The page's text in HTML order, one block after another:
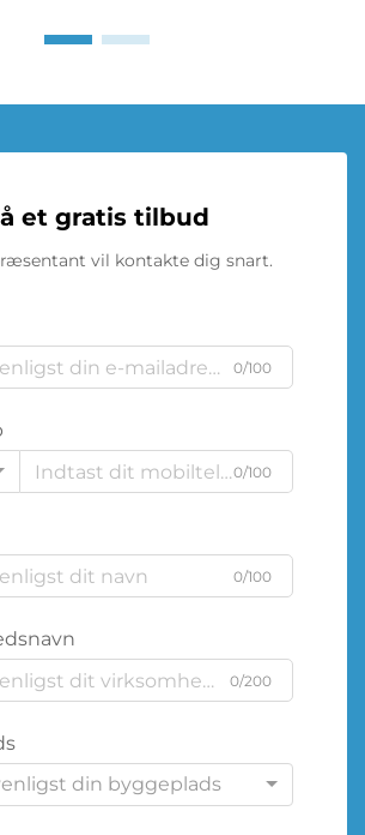
et gratis tilbud
vil kontakte dig snart.
0/100
0/100
0/100
0/200
din byggeplads